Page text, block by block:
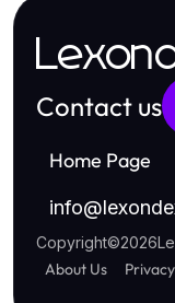
Contact us
Home Page
info@
Copyright©2026
About Us Privacy